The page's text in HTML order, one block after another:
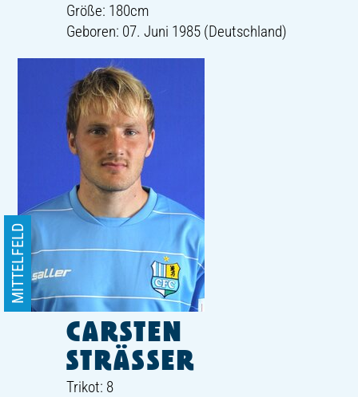
Größe: 180cm
Geboren: 07. Juni 1985 (Deutschland)
CARSTEN
STRÄSSER
MITTELFELD
Trikot: 8